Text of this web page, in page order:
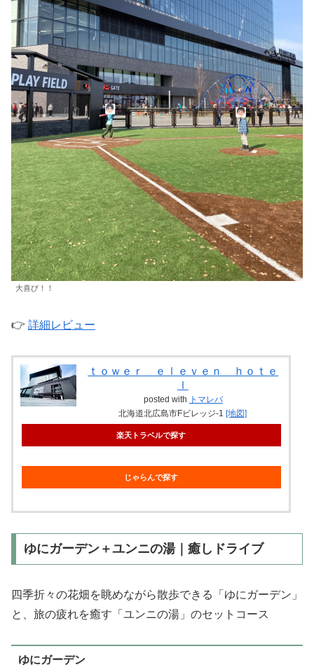
大喜び！！
👉 詳細レビュー
ｔｏｗｅｒ ｅｌｅｖｅｎ ｈｏｔｅ
ｌ
posted with トマレバ
北海道北広島市Fビレッジ-1[地図]
楽天トラベルで探す
じゃらんで探す
ゆにガーデン＋ユンニの湯｜癒しドライブ
四季折々の花畑を眺めながら散歩できる「ゆにガーデン」
と、旅の疲れを癒す「ユンニの湯」のセットコース
ゆにガーデン